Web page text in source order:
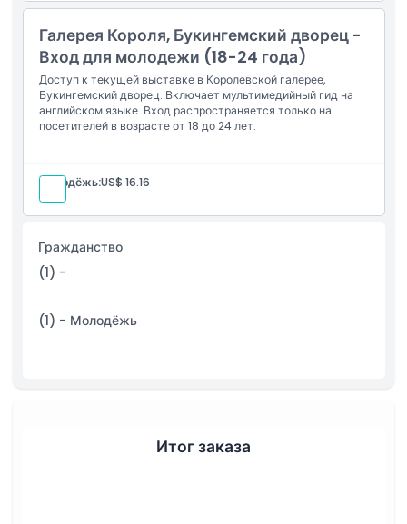
это путешествие через королевскую историю, творчество и
Основные моменты
Включено
Политика в отношении детей и взрослых
Часы работы
Галерея Короля, Букингемский дворец -
Вход для молодежи (18-24 года)
Доступ к текущей выставке в Королевской галерее,
Букингемский дворец. Включает мультимедийный гид на
английском языке. Вход распространяется только на
посетителей в возрасте от 18 до 24 лет.
Молодёжь:US$ 16.16
Гражданство
(1) -
(1) - Молодёжь
Итог заказа